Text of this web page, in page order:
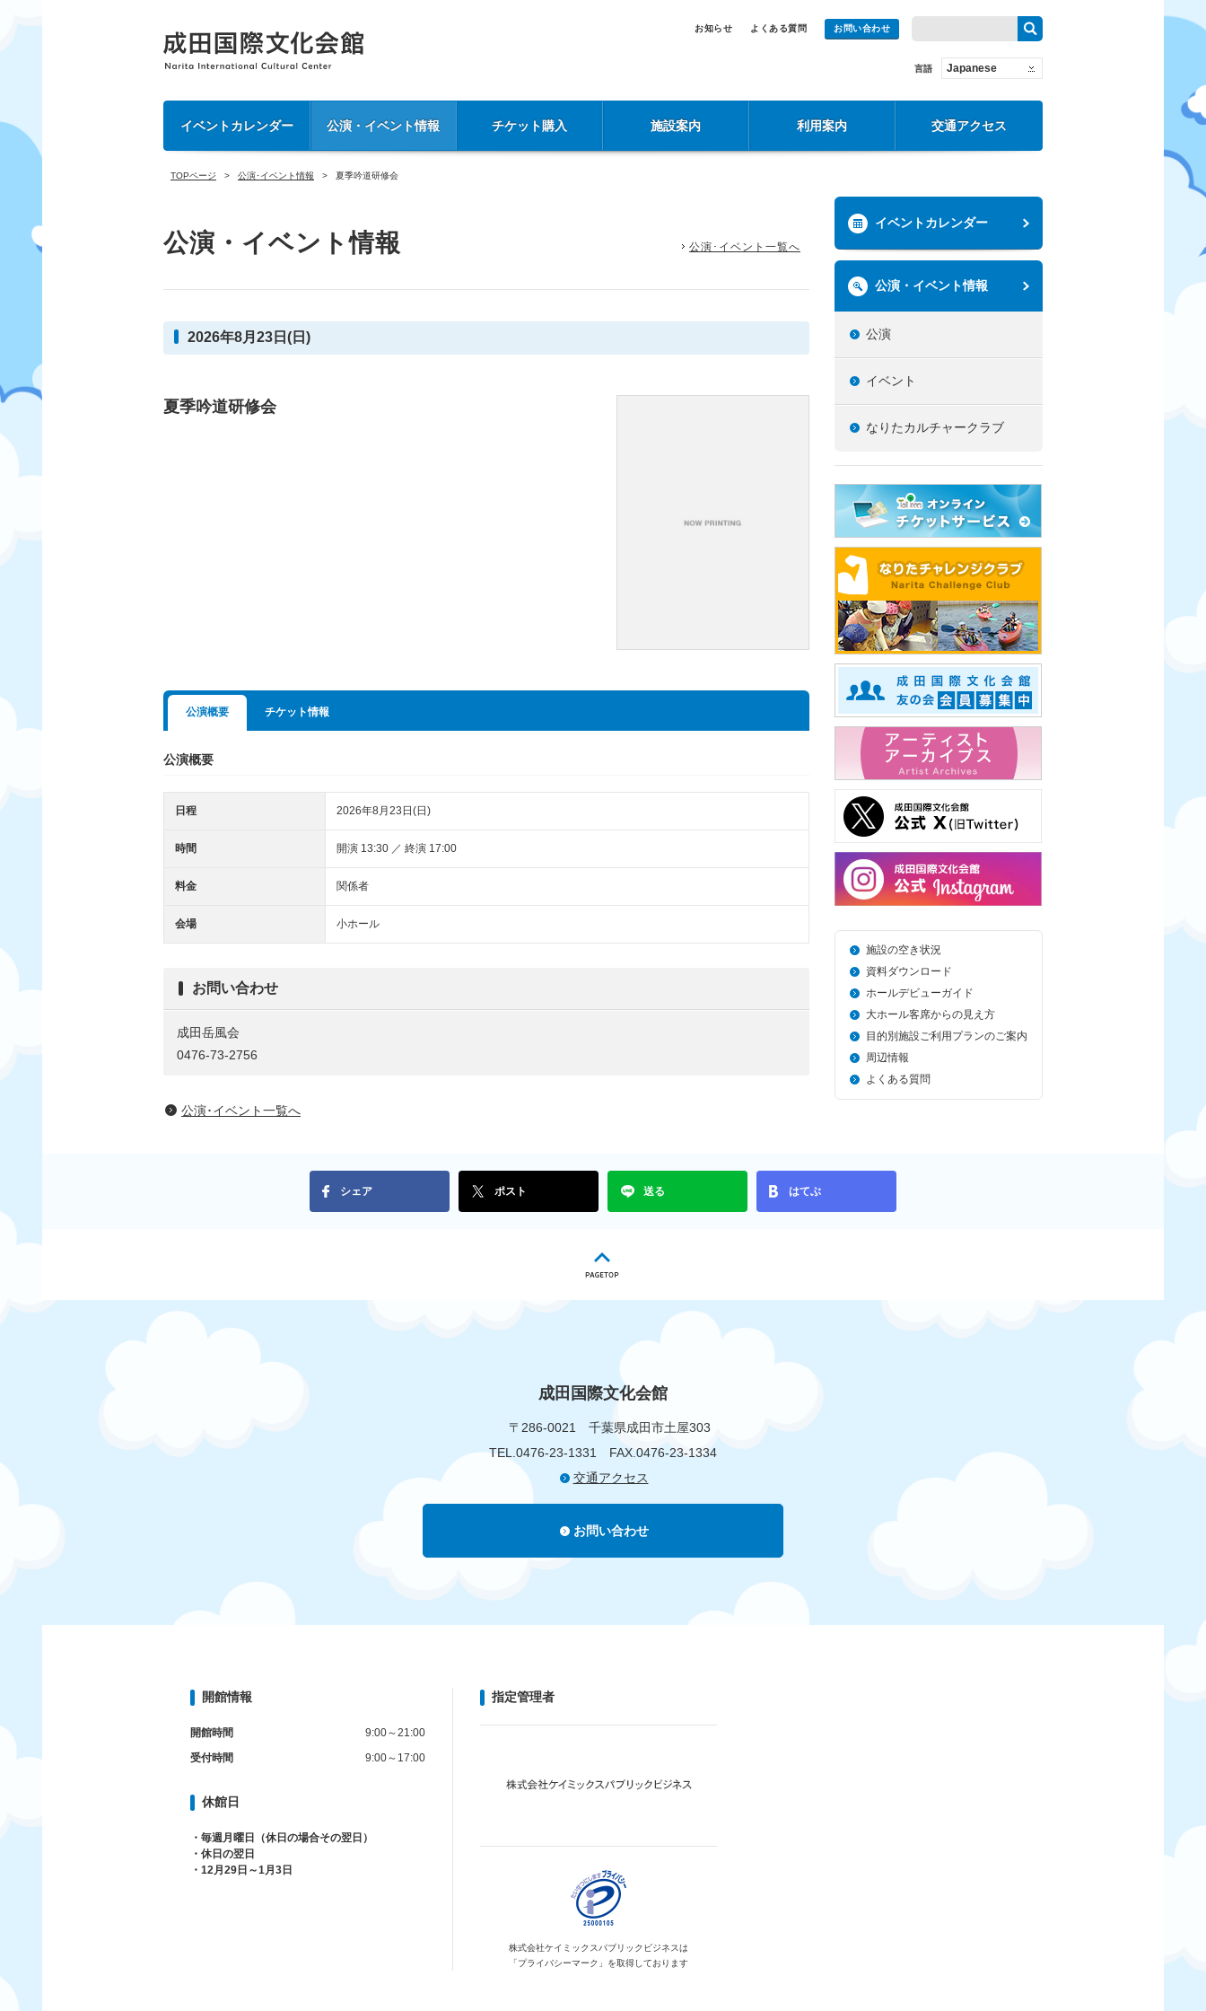
お知らせ よくある質問 お問い合わせ
言語 Japanese
イベントカレンダー 公演・イベント情報 チケット購入 施設案内 利用案内 交通アクセス
TOPページ 公演･イベント情報 夏季吟道研修会
公演・イベント情報 公演･イベント一覧へ
2026年8月23日(日)
夏季吟道研修会
公演概要 チケット情報
公演概要
日程 2026年8月23日(日)
時間 開演 13:30 ／ 終演 17:00
料金 関係者
会場 小ホール
お問い合わせ
成田岳風会
0476-73-2756
公演･イベント一覧へ
イベントカレンダー
公演・イベント情報
公演
イベント
なりたカルチャークラブ
施設の空き状況
資料ダウンロード
ホールデビューガイド
大ホール客席からの見え方
目的別施設ご利用プランのご案内
周辺情報
よくある質問
シェア ポスト 送る はてぶ
成田国際文化会館
〒286-0021 千葉県成田市土屋303
TEL.0476-23-1331 FAX.0476-23-1334
交通アクセス
お問い合わせ
開館情報
開館時間
9:00～21:00
受付時間
9:00～17:00
休館日
・毎週月曜日（休日の場合その翌日）
・休日の翌日
・12月29日～1月3日
指定管理者
株式会社ケイミックスパブリックビジネスは
「プライバシーマーク」を取得しております